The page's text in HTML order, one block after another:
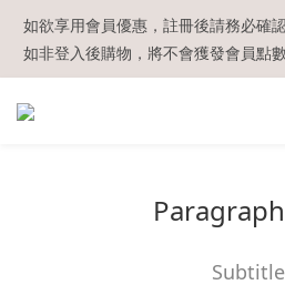
【現貨區】內款式均為在港現貨，現
貨喔！
如欲享用會員優惠，註冊後請務必確
如非登入後購物，將不會獲發會員點
溫馨提示：所有順豐快遞／本地及國
貨喔！
Subtitle